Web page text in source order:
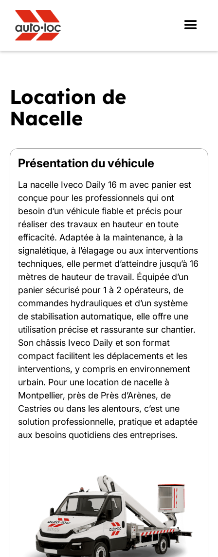
Location de
Nacelle
Présentation du véhicule
La nacelle Iveco Daily 16 m avec panier est
conçue pour les professionnels qui ont
besoin d’un véhicule fiable et précis pour
réaliser des travaux en hauteur en toute
efficacité. Adaptée à la maintenance, à la
signalétique, à l’élagage ou aux interventions
techniques, elle permet d’atteindre jusqu’à 16
mètres de hauteur de travail. Équipée d’un
panier sécurisé pour 1 à 2 opérateurs, de
commandes hydrauliques et d’un système
de stabilisation automatique, elle offre une
utilisation précise et rassurante sur chantier.
Son châssis Iveco Daily et son format
compact facilitent les déplacements et les
interventions, y compris en environnement
urbain. Pour une location de nacelle à
Montpellier, près de Près d’Arènes, de
Castries ou dans les alentours, c’est une
solution professionnelle, pratique et adaptée
aux besoins quotidiens des entreprises.